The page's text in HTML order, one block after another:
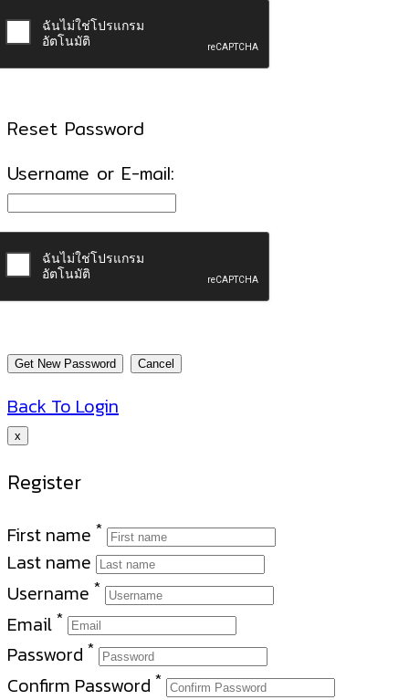
Reset Password
Username or E-mail:
Back To Login
x
Register
First name *
Last name
Username *
Email *
Password *
Confirm Password *